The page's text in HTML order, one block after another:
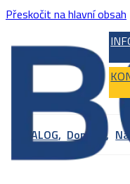
Přeskočit na hlavní obsah
KATALOG, Doplňky,